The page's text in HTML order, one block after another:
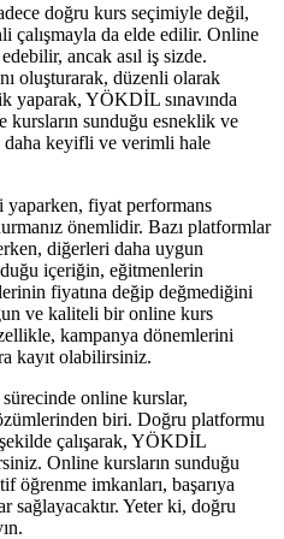
doğru kurs seçimiyle değil,
çalışmayla da elde edilir. Online
ancak asıl iş sizde.
oluşturarak, düzenli olarak
yaparak, YÖKDİL sınavında
kursların sunduğu esneklik ve
keyifli ve verimli hale
fiyat performans
önemlidir. Bazı platformlar
diğerleri daha uygun
içeriğin, eğitmenlerin
fiyatına değip değmediğini
ve kaliteli bir online kurs
kampanya dönemlerini
kayıt olabilirsiniz.
online kurslar,
biri. Doğru platformu
çalışarak, YÖKDİL
Online kursların sunduğu
öğrenme imkanları, başarıya
sağlayacaktır. Yeter ki, doğru